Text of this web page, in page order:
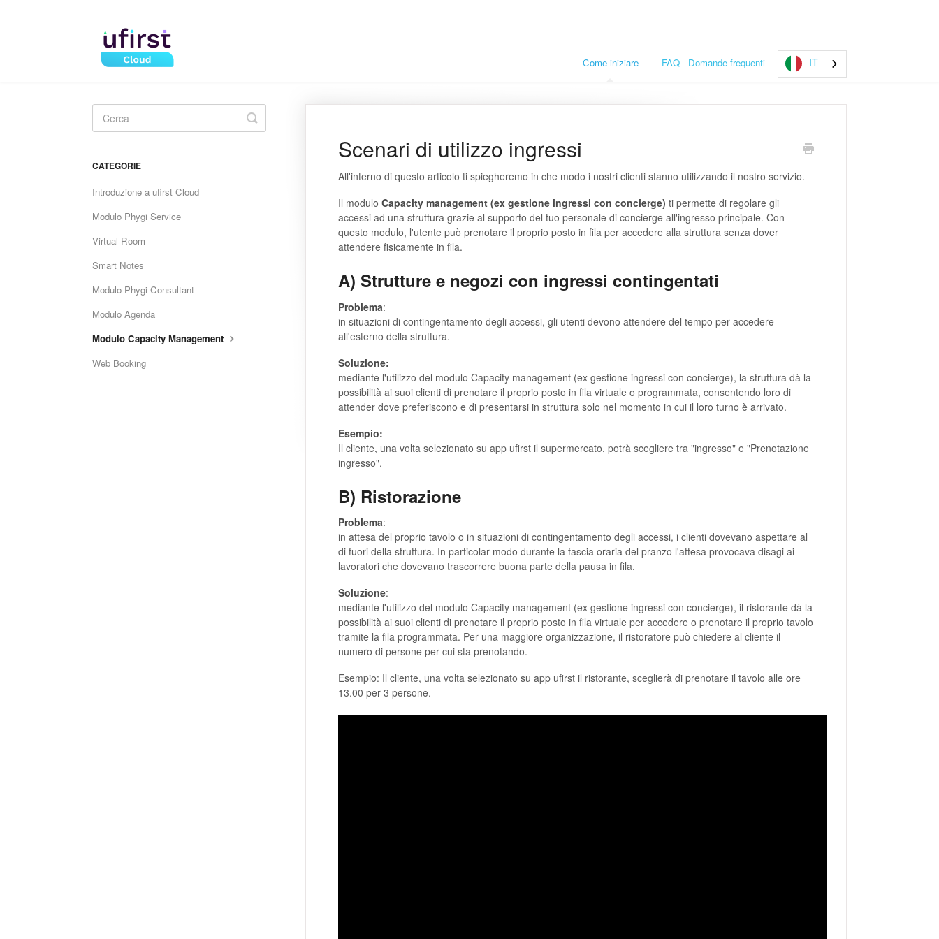
Come iniziare FAQ - Domande frequenti IT
Scenari di utilizzo ingressi
All'interno di questo articolo ti spiegheremo in che modo i nostri clienti stanno utilizzando il nostro servizio.
Il modulo Capacity management (ex gestione ingressi con concierge) ti permette di regolare gli
accessi ad una struttura grazie al supporto del tuo personale di concierge all'ingresso principale. Con
questo modulo, l'utente può prenotare il proprio posto in fila per accedere alla struttura senza dover
attendere fisicamente in fila.
A) Strutture e negozi con ingressi contingentati
Problema:
in situazioni di contingentamento degli accessi, gli utenti devono attendere del tempo per accedere
all'esterno della struttura.
Soluzione:
mediante l'utilizzo del modulo Capacity management (ex gestione ingressi con concierge), la struttura dà la
possibilità ai suoi clienti di prenotare il proprio posto in fila virtuale o programmata, consentendo loro di
attender dove preferiscono e di presentarsi in struttura solo nel momento in cui il loro turno è arrivato.
Esempio:
Il cliente, una volta selezionato su app ufirst il supermercato, potrà scegliere tra "ingresso" e "Prenotazione
ingresso".
B) Ristorazione
Problema:
in attesa del proprio tavolo o in situazioni di contingentamento degli accessi, i clienti dovevano aspettare al
di fuori della struttura. In particolar modo durante la fascia oraria del pranzo l'attesa provocava disagi ai
lavoratori che dovevano trascorrere buona parte della pausa in fila.
Soluzione:
mediante l'utilizzo del modulo Capacity management (ex gestione ingressi con concierge), il ristorante dà la
possibilità ai suoi clienti di prenotare il proprio posto in fila virtuale per accedere o prenotare il proprio tavolo
tramite la fila programmata. Per una maggiore organizzazione, il ristoratore può chiedere al cliente il
numero di persone per cui sta prenotando.
Esempio: Il cliente, una volta selezionato su app ufirst il ristorante, sceglierà di prenotare il tavolo alle ore
13.00 per 3 persone.
Toggle
Search
CATEGORIE
Introduzione a ufirst Cloud
Modulo Phygi Service
Virtual Room
Smart Notes
Modulo Phygi Consultant
Modulo Agenda
Modulo Capacity Management
Web Booking